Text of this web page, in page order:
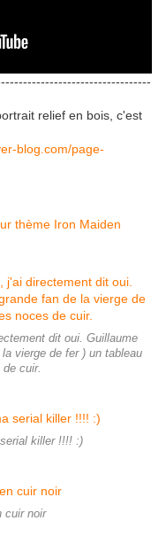
relief en bois, c'est
blog.com/page-
dit oui. Guillaume
vierge de fer ) un tableau
cuir.
killer !!!! :)
cuir noir